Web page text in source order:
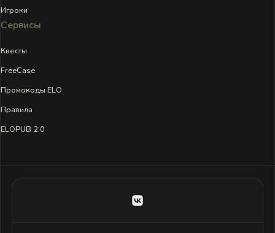
Игроки
Сервисы
Квесты
FreeCase
Промокоды ELO
Правила
ELOPUB 2.0